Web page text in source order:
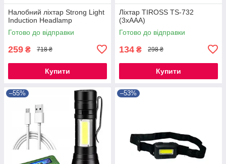
Налобний ліхтар Strong Light
Induction Headlamp
Готово до відправки
259 ₴ 718 ₴
Купити
Ліхтар TIROSS TS-732
(3xAAA)
Готово до відправки
134 ₴ 298 ₴
Купити
–55% –53%